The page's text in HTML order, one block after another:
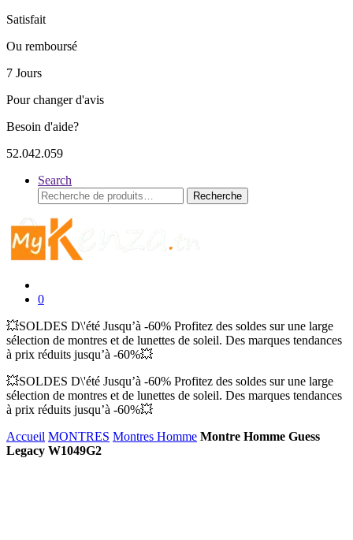
Satisfait
Ou remboursé
7 Jours
Pour changer d'avis
Besoin d'aide?
52.042.059
Search
Recherche
pour :
Recherche
0
💥SOLDES D\'été Jusqu’à -60% Profitez des soldes sur une large
sélection de montres et de lunettes de soleil. Des marques tendances
à prix réduits jusqu’à -60%💥
💥SOLDES D\'été Jusqu’à -60% Profitez des soldes sur une large
sélection de montres et de lunettes de soleil. Des marques tendances
à prix réduits jusqu’à -60%💥
Accueil MONTRES Montres Homme Montre Homme Guess
Legacy W1049G2